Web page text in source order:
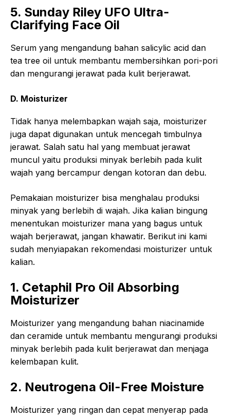
5. Sunday Riley UFO Ultra-
Clarifying Face Oil
Serum yang mengandung bahan salicylic acid dan
tea tree oil untuk membantu membersihkan pori-pori
dan mengurangi jerawat pada kulit berjerawat.
D. Moisturizer
Tidak hanya melembapkan wajah saja, moisturizer
juga dapat digunakan untuk mencegah timbulnya
jerawat. Salah satu hal yang membuat jerawat
muncul yaitu produksi minyak berlebih pada kulit
wajah yang bercampur dengan kotoran dan debu.
Pemakaian moisturizer bisa menghalau produksi
minyak yang berlebih di wajah. Jika kalian bingung
menentukan moisturizer mana yang bagus untuk
wajah berjerawat, jangan khawatir. Berikut ini kami
sudah menyiapakan rekomendasi moisturizer untuk
kalian.
1. Cetaphil Pro Oil Absorbing
Moisturizer
Moisturizer yang mengandung bahan niacinamide
dan ceramide untuk membantu mengurangi produksi
minyak berlebih pada kulit berjerawat dan menjaga
kelembapan kulit.
2. Neutrogena Oil-Free Moisture
Moisturizer yang ringan dan cepat menyerap pada